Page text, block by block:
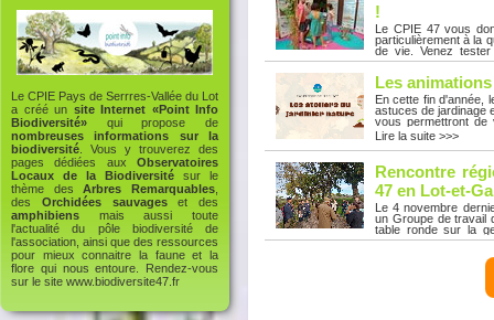
Le CPIE Pays de Serrres-Vallée du Lot
a créé un site Internet «Point Info
Biodiversité» qui propose de
nombreuses informations sur la
biodiversité . Vous y trouverez des
pages dédiées aux Observatoires
Locaux de la Biodiversité sur le
thème desArbres Remarquables
des Orchidées sauvageset des
amphibiens mais aussi toute
l'actualité du pôle biodiversité de
l'association, ainsi que des ressources
pour mieux connaitre la faune et la
flore qui nous entoure. Rendez-vous
sur le site www.biodiversite47.fr
des expositions de
05 53 36 73 34
!
Le CPIE 47 vous
particulièrement à la
de vie. Venez
gestion sobre de la
l’équipe du CPIE 47
un mode de vie plus
jardin. Favoriser
écologique
nous :- Du
expositions de
Lire la suite >>>
Les
En cette fin d'année,
astuces de jardinage
vous permettront
repos.Les
Croisière à deux
d'Histoire Samedi
balade nature et
Samedi 18 octobre
novembre à 10h -
Villeneuve-sur-Lot
on se dépêc'Haie ?
mail à
Lire la suite >>>
Rencontre
47 en Lot-et-
Le 4 novembre
un Groupe de travail
table ronde sur la
Conseil
depuis plus de 30
à la mairie de
Lire la suite >>>